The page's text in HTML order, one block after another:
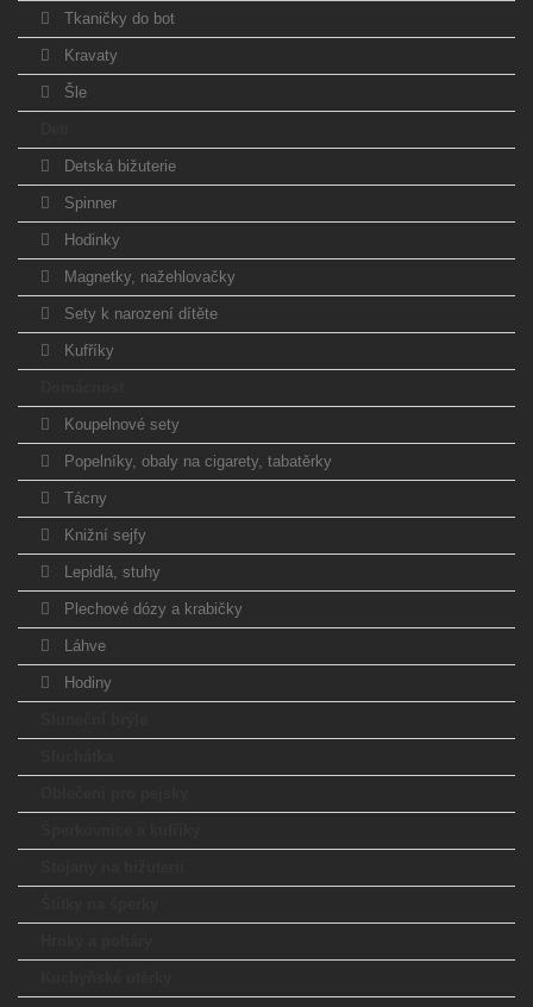
Tkaničky do bot
Kravaty
Šle
Detská bižuterie
Spinner
Hodinky
Magnetky, nažehlovačky
Sety k narození dítěte
Kufříky
Koupelnové sety
Popelníky, obaly na cigarety, tabatěrky
Tácny
Knižní sejfy
Lepidlá, stuhy
Plechové dózy a krabičky
Láhve
Hodiny